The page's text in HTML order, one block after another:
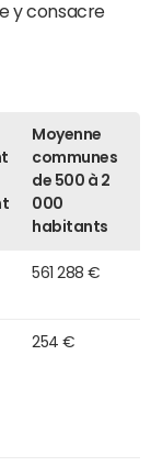
y consacre
Moyenne
communes
de 500 à 2
000
habitants
561 288 €
254 €